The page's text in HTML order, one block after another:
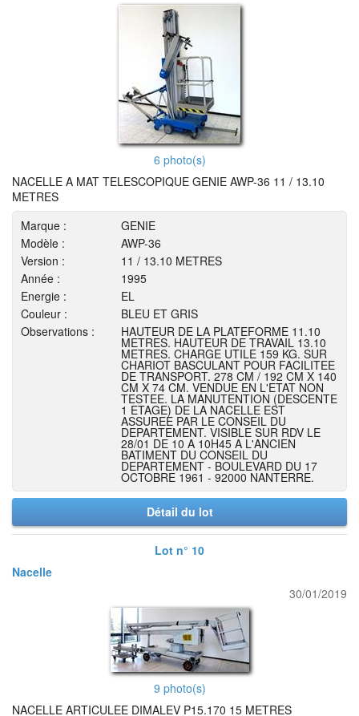
6 photo(s)
NACELLE A MAT TELESCOPIQUE GENIE AWP-36 11 / 13.10
METRES
Marque :
GENIE
Modèle :
AWP-36
Version :
11 / 13.10 METRES
Année :
1995
Energie :
EL
Couleur :
BLEU ET GRIS
Observations :
HAUTEUR DE LA PLATEFORME 11.10
METRES. HAUTEUR DE TRAVAIL 13.10
METRES. CHARGE UTILE 159 KG. SUR
CHARIOT BASCULANT POUR FACILITEE
DE TRANSPORT. 278 CM / 192 CM X 140
CM X 74 CM. VENDUE EN L'ETAT NON
TESTEE. LA MANUTENTION (DESCENTE
1 ETAGE) DE LA NACELLE EST
ASSUREE PAR LE CONSEIL DU
DEPARTEMENT. VISIBLE SUR RDV LE
28/01 DE 10 A 10H45 A L'ANCIEN
BATIMENT DU CONSEIL DU
DEPARTEMENT - BOULEVARD DU 17
OCTOBRE 1961 - 92000 NANTERRE.
Détail du lot
Lot n° 10
Nacelle
30/01/2019
9 photo(s)
NACELLE ARTICULEE DIMALEV P15.170 15 METRES